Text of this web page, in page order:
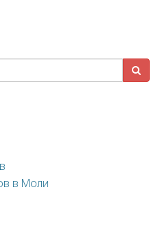
в Моли